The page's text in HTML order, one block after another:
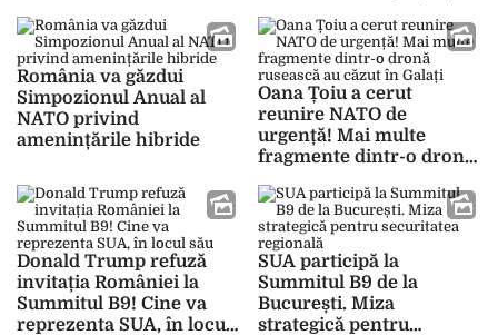
Rusiei
România va găzdui
Simpozionul Anual al
NATO privind
amenințările hibride
Oana Țoiu a cerut
reunire NATO de
urgență! Mai multe
fragmente dintr-o dronă
Galați
Donald Trump refuză
invitația României la
Summitul B9! Cine va
reprezenta SUA, în locul
SUA participă la
Summitul B9 de la
București. Miza
strategică pentru